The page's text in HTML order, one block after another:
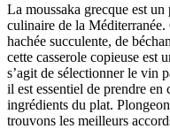
La moussaka grecque est
culinaire de la Méditerranée.
hachée succulente, de
cette casserole copieuse est
s’agit de sélectionner le vin
il est essentiel de prendre en
ingrédients du plat.
trouvons les meilleurs